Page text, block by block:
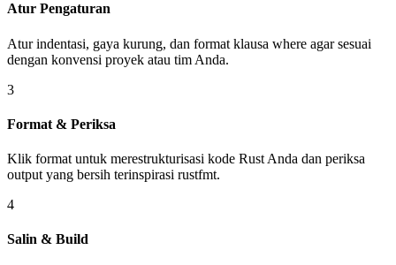
Atur Pengaturan
Atur indentasi, gaya kurung, dan format klausa where agar sesuai
dengan konvensi proyek atau tim Anda.
3
Format & Periksa
Klik format untuk merestrukturisasi kode Rust Anda dan periksa
output yang bersih terinspirasi rustfmt.
4
Salin & Build